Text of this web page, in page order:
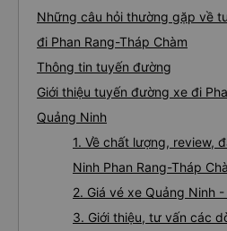
Những câu hỏi thường gặp về
đi Phan Rang-Tháp Chàm
Thông tin tuyến đường
Giới thiệu tuyến đường xe đi
Quảng Ninh
1. Về chất lượng, review,
Ninh Phan Rang-Tháp
2. Giá vé xe Quảng Ninh
3. Giới thiệu, tư vấn các